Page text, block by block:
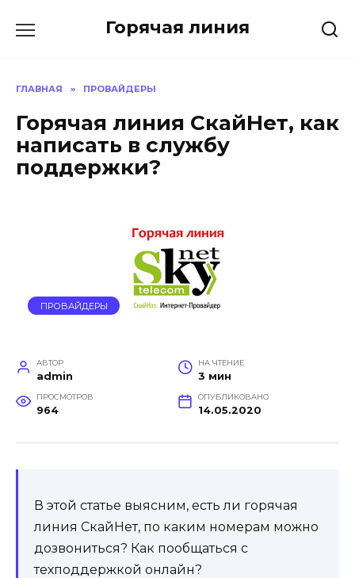
Горячая линия
ГЛАВНАЯ » ПРОВАЙДЕРЫ
Горячая линия СкайНет, как
написать в службу
поддержки?
ПРОВАЙДЕРЫ
АВТОР
admin
НА ЧТЕНИЕ
3 мин
ПРОСМОТРОВ
964
ОПУБЛИКОВАНО
14.05.2020
В этой статье выясним, есть ли горячая
линия СкайНет, по каким номерам можно
дозвониться? Как пообщаться с
техподдержкой онлайн?